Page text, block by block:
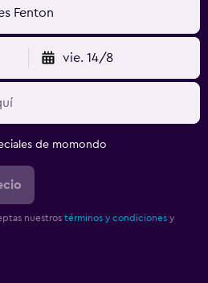
Fenton
vie. 14/8
de momondo
nuestros términos y condiciones y